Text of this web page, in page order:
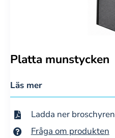
Platta munstycken
Läs mer
Ladda ner broschyren
Fråga om produkten